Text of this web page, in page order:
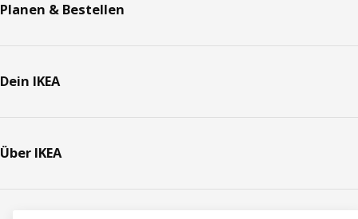
Planen & Bestellen
Dein IKEA
Über IKEA